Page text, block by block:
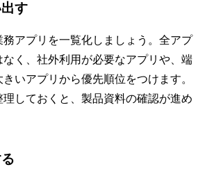
す
務アプリを一覧化しましょう。全アプ
なく、社外利用が必要なアプリや、端
いアプリから優先順位をつけます。
しておくと、製品資料の確認が進め